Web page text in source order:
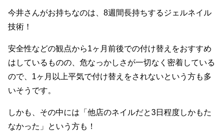
今井さんがお持ちなのは、8週間長持ちするジェルネイル
技術！
安全性などの観点から1ヶ月前後での付け替えをおすすめ
はしているものの、危なっかしさが一切なく密着している
ので、1ヶ月以上平気で付け替えをされないという方も多
いそうです。
しかも、その中には「他店のネイルだと3日程度しかもた
なかった」という方も！